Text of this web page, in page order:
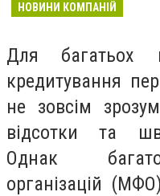
НОВИНИ КОМПАНІЙ
Для багатьох
кредитування
не зовсім
відсотки та
Однак
організацій